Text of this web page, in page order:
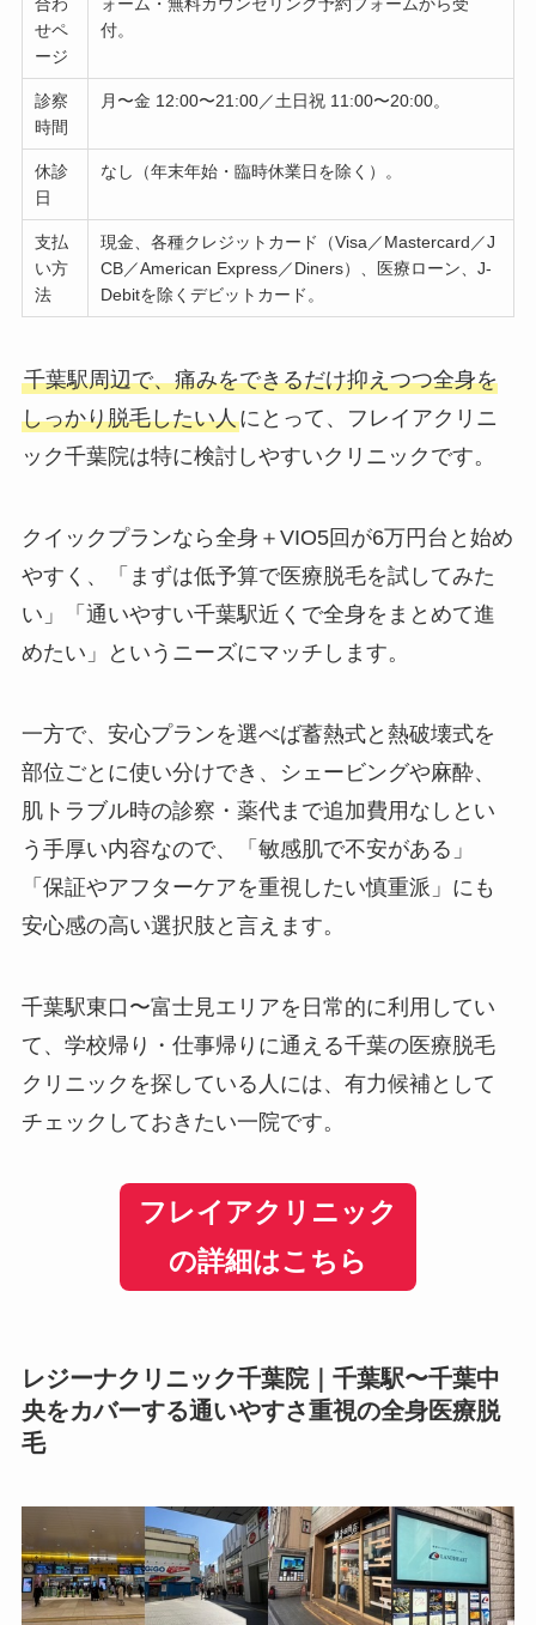
合わ
せペ
ージ
ォーム・無料カウンセリング予約フォームから受
付。
診察
時間
月〜金 12:00〜21:00／土日祝 11:00〜20:00。
休診
日
なし（年末年始・臨時休業日を除く）。
支払
い方
法
現金、各種クレジットカード（Visa／Mastercard／J
CB／American Express／Diners）、医療ローン、J-
Debitを除くデビットカード。
千葉駅周辺で、痛みをできるだけ抑えつつ全身を
しっかり脱毛したい人にとって、フレイアクリニ
ック千葉院は特に検討しやすいクリニックです。
クイックプランなら全身＋VIO5回が6万円台と始め
やすく、「まずは低予算で医療脱毛を試してみた
い」「通いやすい千葉駅近くで全身をまとめて進
めたい」というニーズにマッチします。
一方で、安心プランを選べば蓄熱式と熱破壊式を
部位ごとに使い分けでき、シェービングや麻酔、
肌トラブル時の診察・薬代まで追加費用なしとい
う手厚い内容なので、「敏感肌で不安がある」
「保証やアフターケアを重視したい慎重派」にも
安心感の高い選択肢と言えます。
千葉駅東口〜富士見エリアを日常的に利用してい
て、学校帰り・仕事帰りに通える千葉の医療脱毛
クリニックを探している人には、有力候補として
チェックしておきたい一院です。
フレイアクリニック
の詳細はこちら
レジーナクリニック千葉院｜千葉駅〜千葉中
央をカバーする通いやすさ重視の全身医療脱
毛